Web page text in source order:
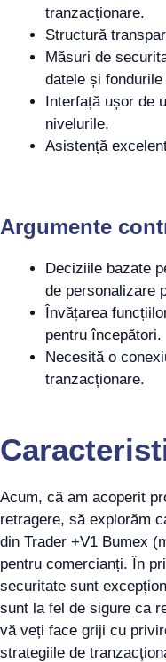
tranzacționare.
Structură
Măsuri de
datele și
Interfață ușor de
nivelurile.
Asistență
Argumente
Deciziile bazate
de personalizare
Învățarea
pentru începători.
Necesită o
tranzacționare.
Acum, că am acoperit
retragere, să explorăm
din Trader +V1 Bumex
pentru comercianți. În
securitate sunt
sunt la fel de sigure ca
vă veți face griji cu
strategiile de